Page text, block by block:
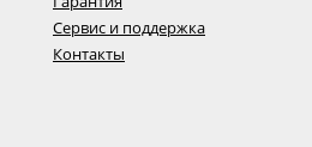
Сервис и поддержка
Контакты